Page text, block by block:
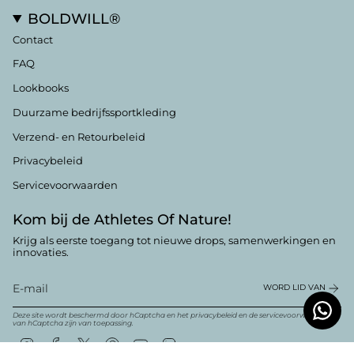
BOLDWILL®
Contact
FAQ
Lookbooks
Duurzame bedrijfssportkleding
Verzend- en Retourbeleid
Privacybeleid
Servicevoorwaarden
Kom bij de Athletes Of Nature!
Krijg als eerste toegang tot nieuwe drops, samenwerkingen en
innovaties.
WORD LID VAN
Deze site wordt beschermd door hCaptcha en hetprivacybeleidende servicevoorwaarden
van hCaptcha zijn van toepassing.
InstagramFacebook
TwitterPinterestYouTubeLinkedin